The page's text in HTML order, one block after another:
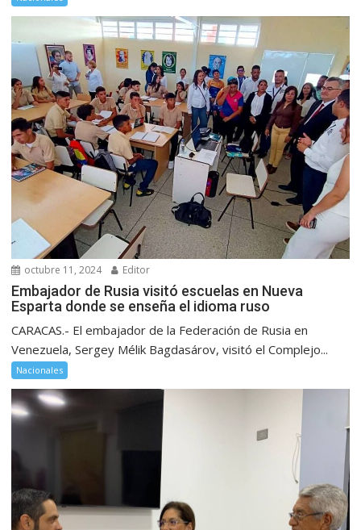
octubre 11, 2024 Editor
Embajador de Rusia visitó escuelas en Nueva
Esparta donde se enseña el idioma ruso
CARACAS.- El embajador de la Federación de Rusia en
Venezuela, Sergey Mélik Bagdasárov, visitó el Complejo...
Nacionales